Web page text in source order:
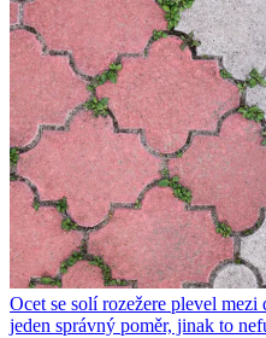
Ocet se solí rozežere plevel
jeden správný poměr, jinak to